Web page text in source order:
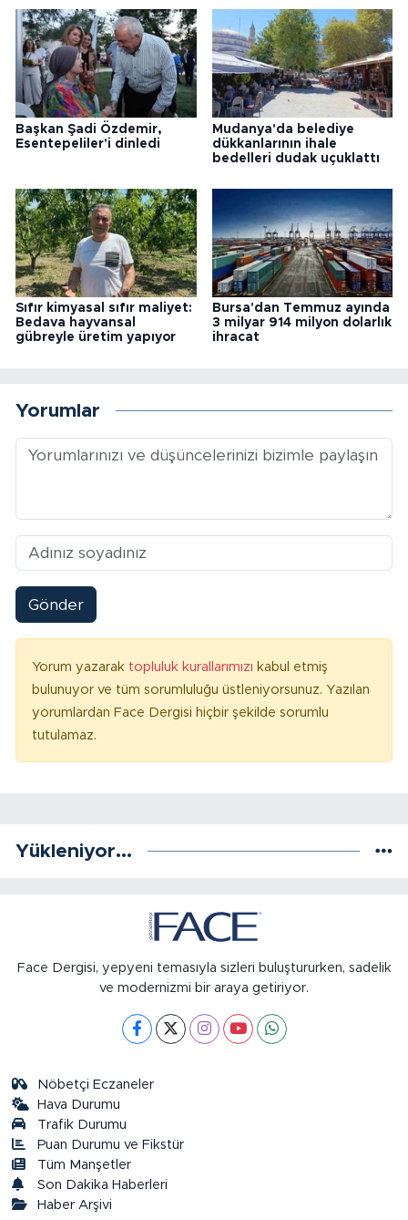
Başkan Şadi Özdemir,
Esentepeliler'i dinledi
Mudanya'da belediye
dükkanlarının ihale
bedelleri dudak uçuklattı
Sıfır kimyasal sıfır maliyet:
Bedava hayvansal
gübreyle üretim yapıyor
Bursa'dan Temmuz ayında
3 milyar 914 milyon dolarlık
ihracat
Yorumlar
Gönder
Yorum yazarak topluluk kurallarımızı kabul etmiş
bulunuyor ve tüm sorumluluğu üstleniyorsunuz. Yazılan
yorumlardan Face Dergisi hiçbir şekilde sorumlu
tutulamaz.
Yükleniyor...
Face Dergisi, yepyeni temasıyla sizleri buluştururken, sadelik
ve modernizmi bir araya getiriyor.
Nöbetçi Eczaneler
Hava Durumu
Trafik Durumu
Puan Durumu ve Fikstür
Tüm Manşetler
Son Dakika Haberleri
Haber Arşivi